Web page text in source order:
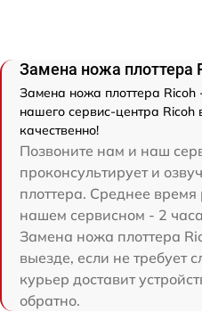
Замена ножа плоттера
Замена ножа плоттера
нашего сервис-центра
качественно!
Позвоните нам и наш
проконсультирует и
плоттера. Среднее время
нашем сервисном - 2
Замена ножа плоттера
выезде, если не требует
курьер доставит
обратно.